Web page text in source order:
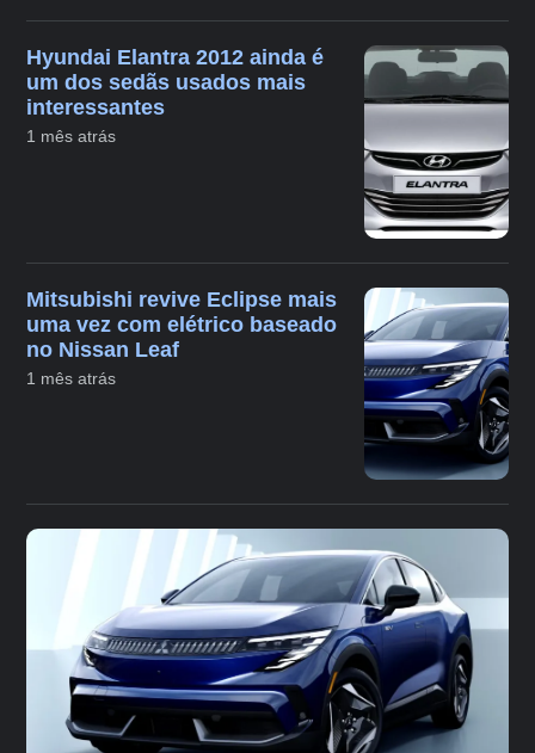
Hyundai Elantra 2012 ainda é
um dos sedãs usados mais
interessantes
1 mês atrás
Mitsubishi revive Eclipse mais
uma vez com elétrico baseado
no Nissan Leaf
1 mês atrás